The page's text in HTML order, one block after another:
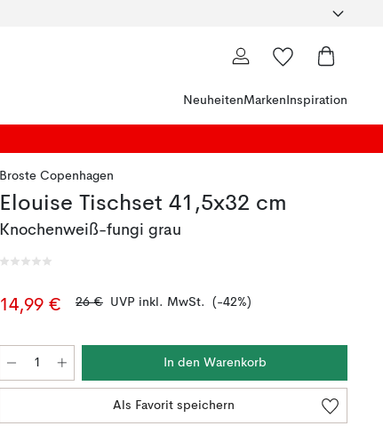
NeuheitenMarken Inspiration
Broste Copenhagen
Elouise Tischset 41,5x32 cm
Knochenweiß-fungi grau
14,99 € 26 € UVP inkl. MwSt. (-42%)
In den Warenkorb
Als Favorit speichern